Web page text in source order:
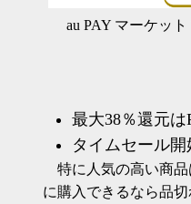
au PAY マーケッ
最大38％還元は
タイムセール
特に人気の高い商
に購入できるなら品